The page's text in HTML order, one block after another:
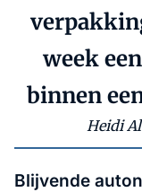
week
binnen
Heidi
Blijvende